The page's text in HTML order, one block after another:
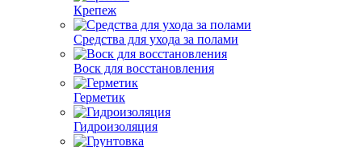
Крепеж
Средства для ухода за полами
Воск для восстановления
Герметик
Гидроизоляция